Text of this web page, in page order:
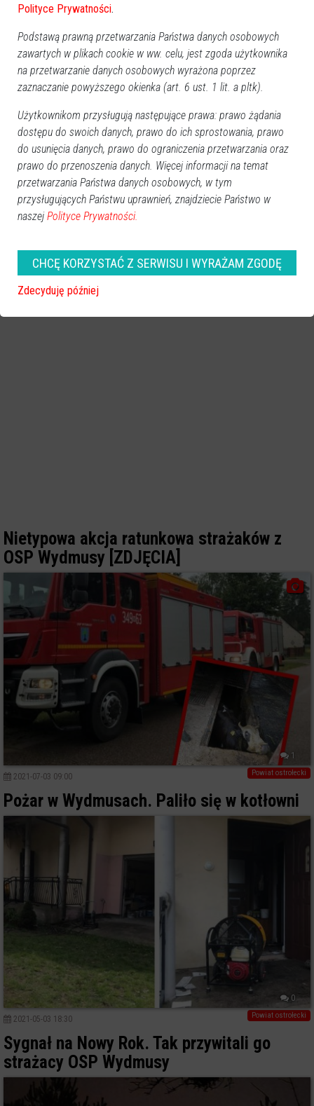
2021-07-29 10:08
Nietypowa akcja ratunkowa strażaków z
OSP Wydmusy [ZDJĘCIA]
1
Powiat ostrołecki
2021-07-03 09:00
Pożar w Wydmusach. Paliło się w kotłowni
0
Powiat ostrołecki
2021-05-03 18:30
Sygnał na Nowy Rok. Tak przywitali go
strażacy OSP Wydmusy
Polityce Prywatności.
Podstawą prawną przetwarzania Państwa danych osobowych
zawartych w plikach cookie w ww. celu, jest zgoda użytkownika
na przetwarzanie danych osobowych wyrażona poprzez
zaznaczanie powyższego okienka (art. 6 ust. 1 lit. a pltk).
Użytkownikom przysługują następujące prawa: prawo żądania
dostępu do swoich danych, prawo do ich sprostowania, prawo
do usunięcia danych, prawo do ograniczenia przetwarzania oraz
prawo do przenoszenia danych. Więcej informacji na temat
przetwarzania Państwa danych osobowych, w tym
przysługujących Państwu uprawnień, znajdziecie Państwo w
naszej Polityce Prywatności.
CHCĘ KORZYSTAĆ Z SERWISU I WYRAŻAM ZGODĘ
Zdecyduję później